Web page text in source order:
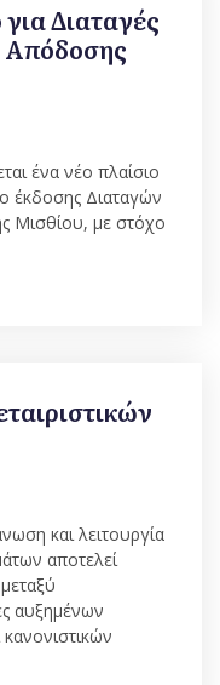
Διαταγές
ένα νέο πλαίσιο
έκδοσης Διαταγών
Μισθίου, με στόχο
και λειτουργία
αποτελεί
αυξημένων